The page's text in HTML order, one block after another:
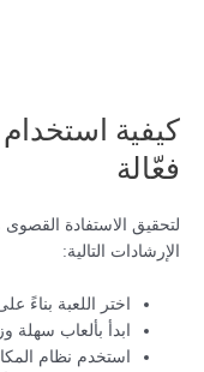
كيفية
فعّالة
لتحقيق الاستفادة
الإرشادات التالية:
اختر اللعبة
ابدأ بألعاب سهلة
استخدم نظام